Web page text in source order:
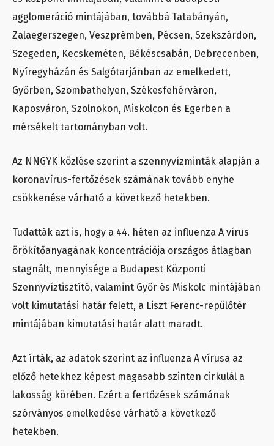
agglomeráció mintájában, továbbá Tatabányán,
Zalaegerszegen, Veszprémben, Pécsen, Szekszárdon,
Szegeden, Kecskeméten, Békéscsabán, Debrecenben,
Nyíregyházán és Salgótarjánban az emelkedett,
Győrben, Szombathelyen, Székesfehérváron,
Kaposváron, Szolnokon, Miskolcon és Egerben a
mérsékelt tartományban volt.
Az NNGYK közlése szerint a szennyvízminták alapján a
koronavírus-fertőzések számának tovább enyhe
csökkenése várható a következő hetekben.
Tudatták azt is, hogy a 44. héten az influenza A vírus
örökítőanyagának koncentrációja országos átlagban
stagnált, mennyisége a Budapest Központi
Szennyvíztisztító, valamint Győr és Miskolc mintájában
volt kimutatási határ felett, a Liszt Ferenc-repülőtér
mintájában kimutatási határ alatt maradt.
Azt írták, az adatok szerint az influenza A vírusa az
előző hetekhez képest magasabb szinten cirkulál a
lakosság körében. Ezért a fertőzések számának
szórványos emelkedése várható a következő
hetekben.